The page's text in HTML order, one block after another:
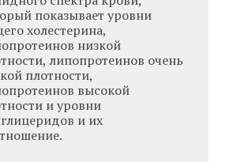
показывает уровни
холестерина,
низкой
липопротеинов очень
плотности,
высокой
и уровни
и их